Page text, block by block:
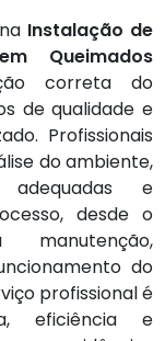
Instalação de
Queimados
correta do
de qualidade e
Profissionais
do ambiente,
adequadas e
desde o
do
profissional é
eficiência e